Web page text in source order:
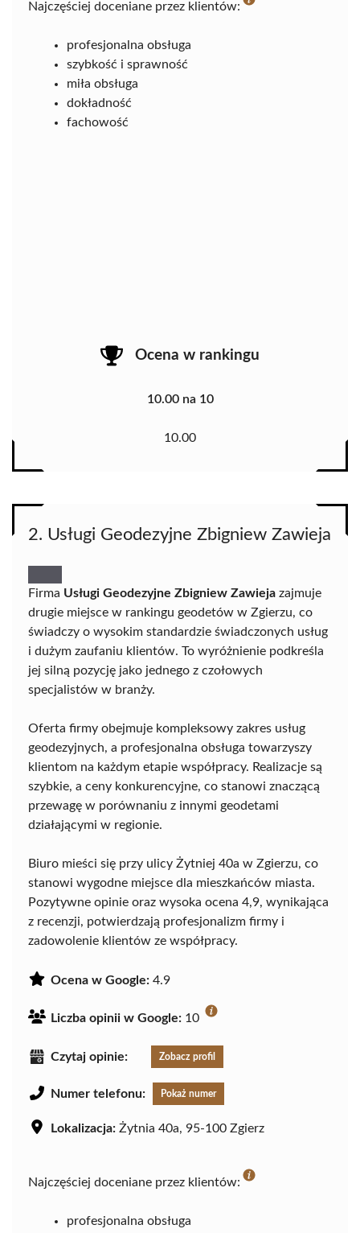
Najczęściej doceniane przez klientów:
profesjonalna obsługa
szybkość i sprawność
miła obsługa
dokładność
fachowość
Ocena w rankingu
10.00 na 10
10.00
2. Usługi Geodezyjne Zbigniew Zawieja
Firma Usługi Geodezyjne Zbigniew Zawieja zajmuje
drugie miejsce w rankingu geodetów w Zgierzu, co
świadczy o wysokim standardzie świadczonych usług
i dużym zaufaniu klientów. To wyróżnienie podkreśla
jej silną pozycję jako jednego z czołowych
specjalistów w branży.
Oferta firmy obejmuje kompleksowy zakres usług
geodezyjnych, a profesjonalna obsługa towarzyszy
klientom na każdym etapie współpracy. Realizacje są
szybkie, a ceny konkurencyjne, co stanowi znaczącą
przewagę w porównaniu z innymi geodetami
działającymi w regionie.
Biuro mieści się przy ulicy Żytniej 40a w Zgierzu, co
stanowi wygodne miejsce dla mieszkańców miasta.
Pozytywne opinie oraz wysoka ocena 4,9, wynikająca
z recenzji, potwierdzają profesjonalizm firmy i
zadowolenie klientów ze współpracy.
Ocena w Google: 4.9
Liczba opinii w Google: 10
Czytaj opinie: Zobacz profil
Numer telefonu: Pokaż numer
Lokalizacja: Żytnia 40a, 95-100 Zgierz
Najczęściej doceniane przez klientów:
profesjonalna obsługa